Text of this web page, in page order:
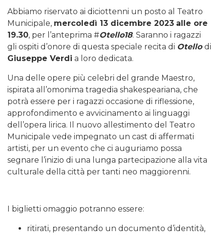
Abbiamo riservato ai diciottenni un posto al Teatro
Municipale, mercoledì 13 dicembre 2023 alle ore
19.30, per l’anteprima #Otello18. Saranno i ragazzi
gli ospiti d’onore di questa speciale recita di Otellodi
Giuseppe Verdi a loro dedicata.
Una delle opere più celebri del grande Maestro,
ispirata all’omonima tragedia shakespeariana, che
potrà essere per i ragazzi occasione di riflessione,
approfondimento e avvicinamento ai linguaggi
dell’opera lirica. Il nuovo allestimento del Teatro
Municipale vede impegnato un cast di affermati
artisti, per un evento che ci auguriamo possa
segnare l’inizio di una lunga partecipazione alla vita
culturale della città per tanti neo maggiorenni.
I biglietti omaggio potranno essere:
ritirati, presentando un documento d’identità,